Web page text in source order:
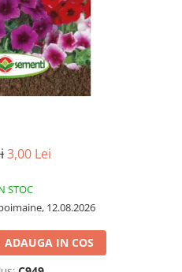
3,00 Lei
STOC
12.08.2026
ADAUGA IN COS